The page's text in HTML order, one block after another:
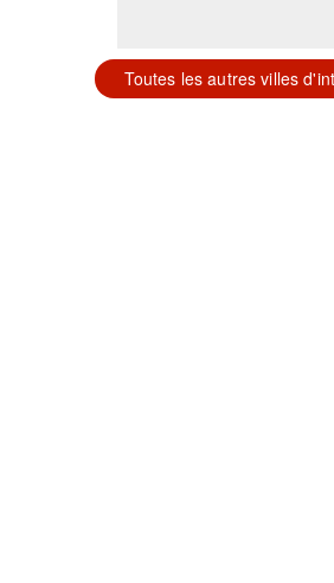
Toutes les autres villes